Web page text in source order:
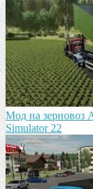
Мод на зeрновоз
Simulator 22